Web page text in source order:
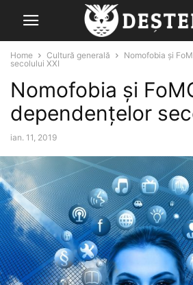
Home Cultură generală
Nomofobia şi
secolului XXI
Nomofobia şi
dependenţelor
ian. 11, 2019